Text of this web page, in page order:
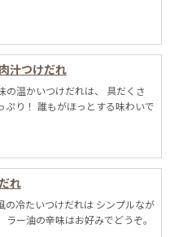
汁つけだれ
の温かいつけだれは、 具だくさ
ぷり！ 誰もがほっとする味わいで
れ
の冷たいつけだれは シンプルなが
ラー油の辛味はお好みでどうぞ。